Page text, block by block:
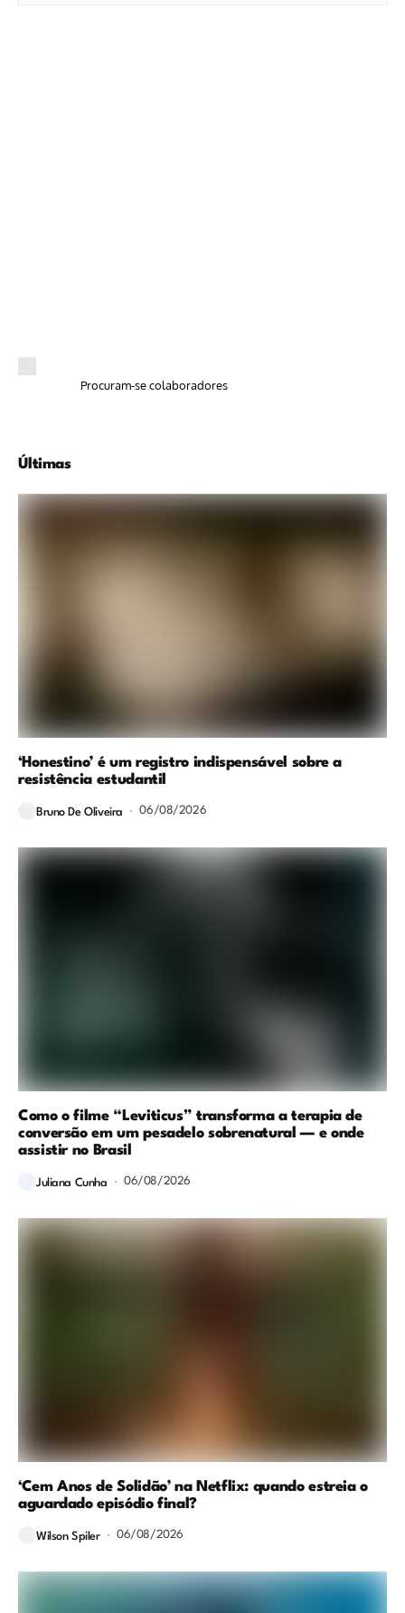
Procuram-se colaboradores
Últimas
‘Honestino’ é um registro indispensável sobre a
resistência estudantil
Bruno De Oliveira 06/08/2026
Como o filme “Leviticus” transforma a terapia de
conversão em um pesadelo sobrenatural — e onde
assistir no Brasil
Juliana Cunha 06/08/2026
‘Cem Anos de Solidão’ na Netflix: quando estreia o
aguardado episódio final?
Wilson Spiler 06/08/2026